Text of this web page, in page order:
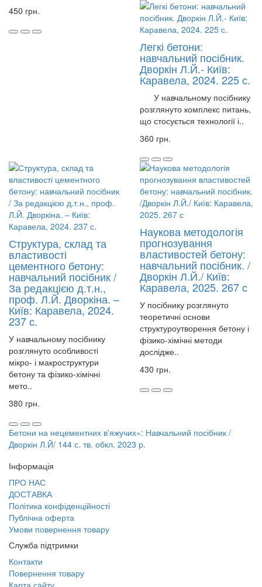
450 грн.
Легкі бетони:
навчальний посібник.
Дворкін Л.Й.- Київ:
Каравела, 2024. 225 с.
У навчальному посібнику
розглянуто комплекс питань,
що стосується технології і..
360 грн.
Структура, склад та
властивості
цементного бетону:
навчальний посібник /
За редакцією д.т.н.,
проф. Л.Й. Дворкіна. –
Київ: Каравела, 2024.
237 с.
У навчальному посібнику
розглянуто особливості
мікро- і макроструктури
бетону та фізико-хімічні
мето..
380 грн.
Наукова методологія
прогнозування
властивостей бетону:
навчальний посібник. /
Дворкін Л.Й./ Київ:
Каравела, 2025. 267 с
У посібнику розглянуто
теоретичні основи
структуроутворення бетону і
фізико-хімічні методи
дослідже..
430 грн.
Бетони на нецементних в'яжучих»: Навчальний посібник /
Дворкін Л.Й/ 144 с. тв. обкл. 2023 р.
Інформація
ПРО НАС
ДОСТАВКА
Політика конфіденційності
Публічна оферта
Умови повернення товару
Служба підтримки
Контакти
Повернення товару